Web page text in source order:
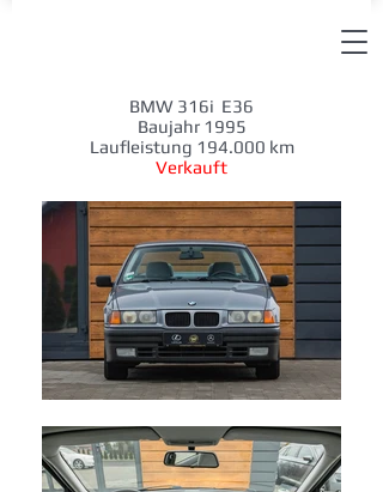
BMW 316i E36
Baujahr 1995
Laufleistung 194.000 km
Verkauft